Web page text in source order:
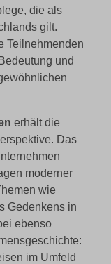
die als
gilt.
Teilnehmenden
und
erhält die
Das
moderner
wie
Gedenkens in
ebenso
im Umfeld